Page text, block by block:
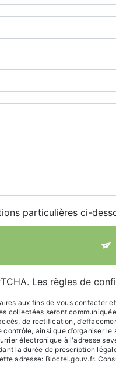
particulières ci-
Les règles de
aux fins de vous contacter
collectées seront
de rectification,
ainsi que
électronique à l'adresse
la durée de prescription
adresse: Bloctel.gouv.fr.